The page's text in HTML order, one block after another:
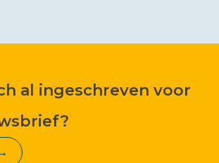
al ingeschreven voor